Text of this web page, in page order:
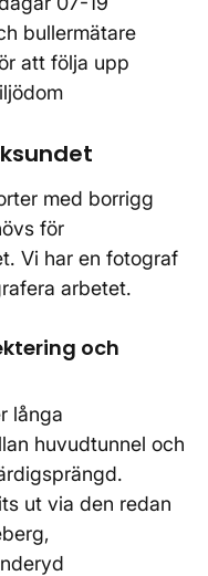
bullermätare
att följa upp
med borrigg
för
Vi har en fotograf
arbetet.
och
långa
huvudtunnel och
ut via den redan